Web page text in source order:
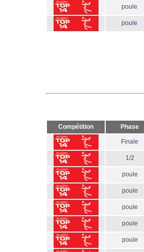
poule
poule
Compétition Phase
Finale
1/2
poule
poule
poule
poule
poule